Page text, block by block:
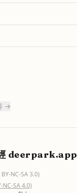
→
deerpark.app
BY-NC-SA 3.0)
NC-SA 4.0)